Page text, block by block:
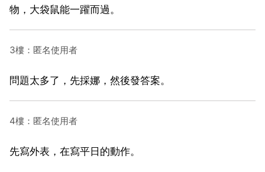
物，大袋鼠能一躍而過。
3樓：匿名使用者
問題太多了，先採娜，然後發答案。
4樓：匿名使用者
先寫外表，在寫平日的動作。